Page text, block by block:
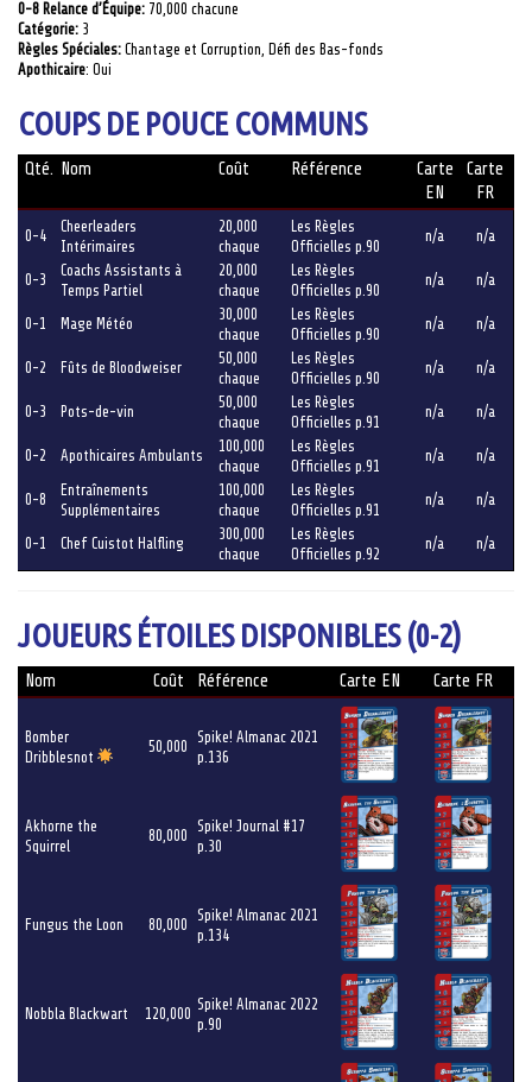
0-8 Relance d’Équipe: 70,000 chacune
Catégorie: 3
Règles Spéciales: Chantage et Corruption, Défi des Bas-fonds
Apothicaire: Oui
COUPS DE POUCE COMMUNS
Qté. Nom Coût Référence
Carte
EN
Carte
FR
0-4
Cheerleaders
Intérimaires
20,000
chaque
Les Règles
Officielles p.90
n/a n/a
0-3
Coachs Assistants à
Temps Partiel
20,000
chaque
Les Règles
Officielles p.90
n/a n/a
0-1 Mage Météo
30,000
chaque
Les Règles
Officielles p.90
n/a n/a
0-2 Fûts de Bloodweiser
50,000
chaque
Les Règles
Officielles p.90
n/a n/a
0-3 Pots-de-vin
50,000
chaque
Les Règles
Officielles p.91
n/a n/a
0-2 Apothicaires Ambulants
100,000
chaque
Les Règles
Officielles p.91
n/a n/a
0-8
Entraînements
Supplémentaires
100,000
chaque
Les Règles
Officielles p.91
n/a n/a
0-1 Chef Cuistot Halfling
300,000
chaque
Les Règles
Officielles p.92
n/a n/a
JOUEURS ÉTOILES DISPONIBLES (0-2)
Nom Coût Référence Carte EN Carte FR
Bomber
Dribblesnot
50,000
Spike! Almanac 2021
p.136
Akhorne the
Squirrel
80,000
Spike! Journal #17
p.30
Fungus the Loon 80,000
Spike! Almanac 2021
p.134
Nobbla Blackwart 120,000
Spike! Almanac 2022
p.90